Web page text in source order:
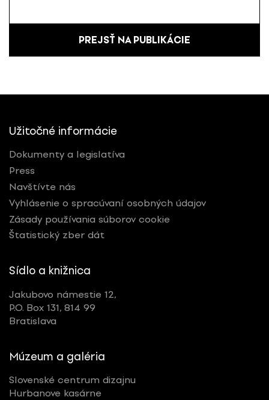
PREJSŤ NA PUBLIKÁCIE
Užitočné informácie
Dokumenty a legislatíva
Press
Navštívte nás
Vyhlásenie o spracúvaní osobných údajov
Zásady používania súborov cookie
Štatistický zber dát
Sídlo a knižnica
Jakubovo námestie 12,
P.O. Box 131, 814 99
Bratislava
Múzeum a galéria
Slovenské centrum dizajnu
Hurbanove kasárne